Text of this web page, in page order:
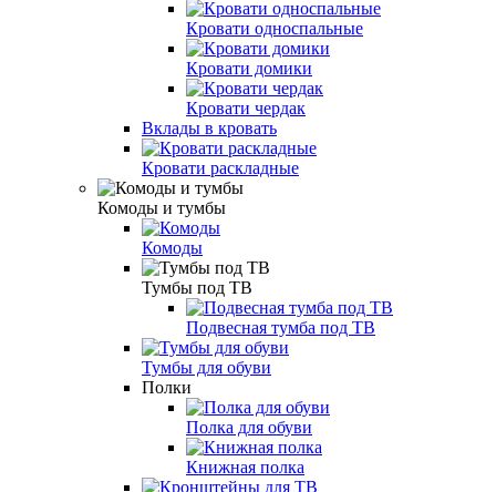
Кровати односпальные
Кровати домики
Кровати чердак
Вклады в кровать
Кровати раскладные
Комоды и тумбы
Комоды
Тумбы под ТВ
Подвесная тумба под ТВ
Тумбы для обуви
Полки
Полка для обуви
Книжная полка